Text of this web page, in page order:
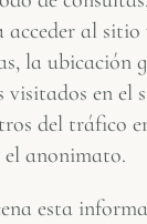
al sitio
la ubicación
visitados en el
del tráfico
el anonimato.
esta